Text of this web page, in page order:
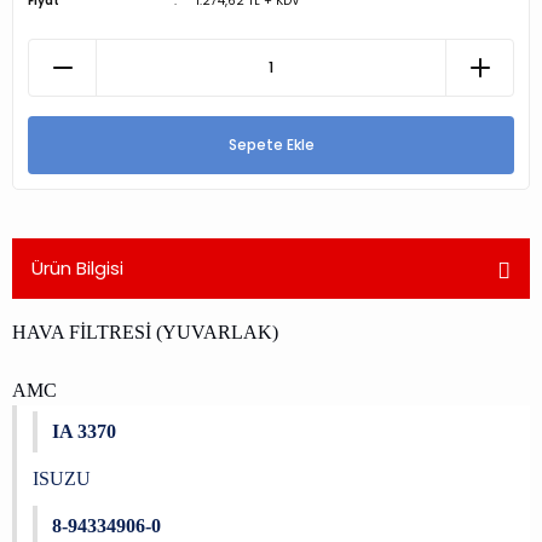
Sepete Ekle
Ürün Bilgisi
HAVA FİLTRESİ (YUVARLAK)
AMC
IA 3370
ISUZU
8-94334906-0